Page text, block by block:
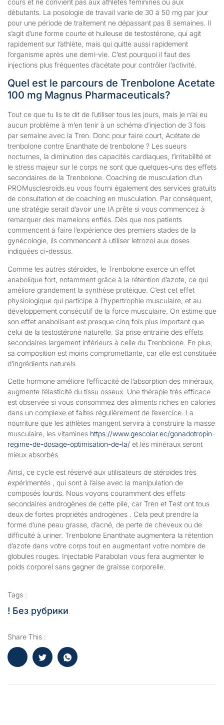
débutants. La posologie de travail varie de 30 à 50 mg par jour
pour une période de traitement ne dépassant pas 8 semaines. Il
s’agit d’une forme courte et huileuse de testostérone, qui agit
rapidement sur l’athlète, mais qui quitte aussi rapidement
l’organisme après une demi-vie. C’est pourquoi il faut des
injections plus fréquentes d’acétate pour contrôler l’activité.
Quel est le parcours de Trenbolone Acetate
100 mg Magnus Pharmaceuticals?
Tout ce que tu lis te dit de l’utiliser tous les jours, mais je n’ai eu
aucun problème à m’en tenir à un schéma d’injection de 3 fois
par semaine avec la Tren. Donc pour faire court, Acétate de
trenbolone contre Enanthate de trenbolone ? Les sueurs
nocturnes, la diminution des capacités cardiaques, l’irritabilité et
le stress majeur sur le corps ne sont que quelques-uns des effets
secondaires de la Trenbolone. Coaching de musculation d’un
PROMusclesroids.eu vous fourni également des services gratuits
de consultation et de coaching en musculation. Par conséquent,
une stratégie serait d’avoir une IA prête si vous commencez à
remarquer des mamelons enflés. Dès que nos patients
commencent à faire l’expérience des premiers stades de la
gynécologie, ils commencent à utiliser letrozol aux doses
indiquées ci-dessus.
Comme les autres stéroïdes, le Trenbolone exerce un effet
anabolique fort, notamment grâce à la rétention d’azote, ce qui
améliore grandement la synthèse protéique. C’est cet effet
physiologique qui participe à l’hypertrophie musculaire, et au
développement consécutif de la force musculaire. On estime que
son effet anabolisant est presque cinq fois plus important que
celui de la testostérone naturelle. Sa prise entraine des effets
secondaires largement inférieurs à celle du Trenbolone. En plus,
sa composition est moins compromettante, car elle est constituée
d’ingrédients naturels.
Cette hormone améliore l’efficacité de l’absorption des minéraux,
augmente l’élasticité du tissu osseux. Une thérapie très efficace
est observée si vous consommez des aliments riches en calories
dans un complexe et faites régulièrement de l’exercice. La
nourriture que les athlètes mangent servira à construire la masse
musculaire, les vitamines https://www.gescolar.ec/gonadotropin-
regime-de-dosage-optimisation-de-la/ et les minéraux seront
mieux absorbés.
Ainsi, ce cycle est réservé aux utilisateurs de stéroïdes très
expérimentés , qui sont à l’aise avec la manipulation de
composés lourds. Nous voyons couramment des effets
secondaires androgènes de cette pile, car Tren et Test ont tous
deux de fortes propriétés androgènes . Cela peut prendre la
forme d’une peau grasse, d’acné, de perte de cheveux ou de
difficulté à uriner. Trenbolone Enanthate augmentera la rétention
d’azote dans votre corps tout en augmentant votre nombre de
globules rouges. Injectable Parabolan vous fera augmenter le
poids corporel sans gagner de graisse corporelle.
Tags :
! Без рубрики
Share This :